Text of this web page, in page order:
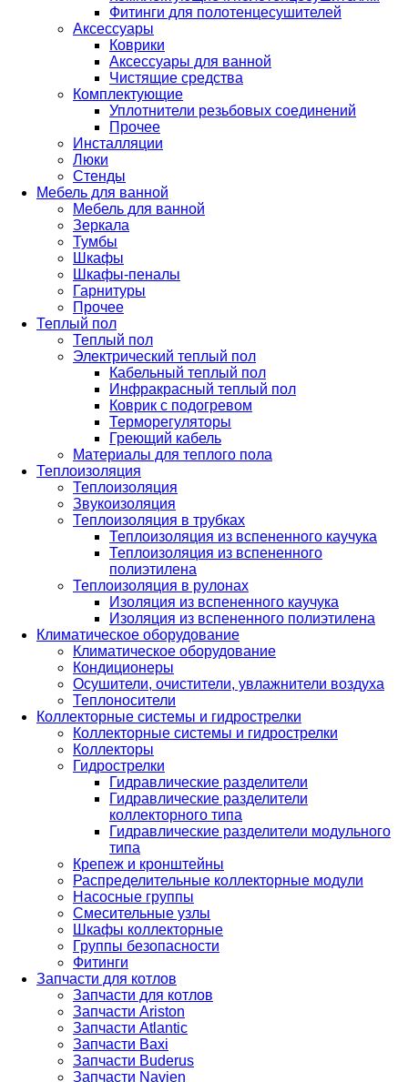
Фитинги для полотенцесушителей
Аксессуары
Коврики
Аксессуары для ванной
Чистящие средства
Комплектующие
Уплотнители резьбовых соединений
Прочее
Инсталляции
Люки
Стенды
Мебель для ванной
Мебель для ванной
Зеркала
Тумбы
Шкафы
Шкафы-пеналы
Гарнитуры
Прочее
Теплый пол
Теплый пол
Электрический теплый пол
Кабельный теплый пол
Инфракрасный теплый пол
Коврик с подогревом
Терморегуляторы
Греющий кабель
Материалы для теплого пола
Теплоизоляция
Теплоизоляция
Звукоизоляция
Теплоизоляция в трубках
Теплоизоляция из вспененного каучука
Теплоизоляция из вспененного
полиэтилена
Теплоизоляция в рулонах
Изоляция из вспененного каучука
Изоляция из вспененного полиэтилена
Климатическое оборудование
Климатическое оборудование
Кондиционеры
Осушители, очистители, увлажнители воздуха
Теплоносители
Коллекторные системы и гидрострелки
Коллекторные системы и гидрострелки
Коллекторы
Гидрострелки
Гидравлические разделители
Гидравлические разделители
коллекторного типа
Гидравлические разделители модульного
типа
Крепеж и кронштейны
Распределительные коллекторные модули
Насосные группы
Смесительные узлы
Шкафы коллекторные
Группы безопасности
Фитинги
Запчасти для котлов
Запчасти для котлов
Запчасти Ariston
Запчасти Atlantic
Запчасти Baxi
Запчасти Buderus
Запчасти Navien